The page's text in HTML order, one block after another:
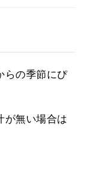
らの季節にぴ
が無い場合は